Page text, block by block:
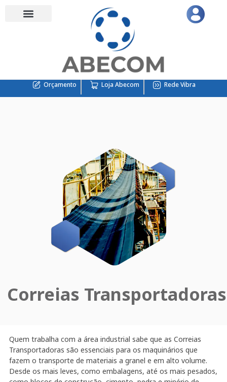
Orçamento Loja Abecom Rede Vibra
Correias Transportadoras
Quem trabalha com a área industrial sabe que as Correias
Transportadoras são essenciais para os maquinários que
fazem o transporte de materiais a granel e em alto volume.
Desde os mais leves, como embalagens, até os mais pesados,